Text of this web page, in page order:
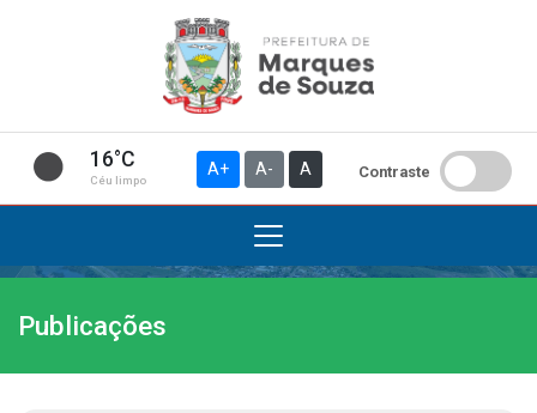
16°C
Céu limpo
A+ A- A Contraste
Institucional
A Prefeitura
Publicações